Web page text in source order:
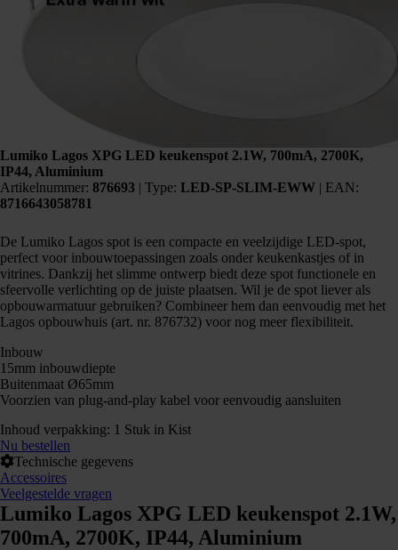
Lumiko Lagos XPG LED keukenspot 2.1W, 700mA, 2700K,
IP44, Aluminium
Artikelnummer: 876693 | Type: LED-SP-SLIM-EWW | EAN:
8716643058781
De Lumiko Lagos spot is een compacte en veelzijdige LED-spot,
perfect voor inbouwtoepassingen zoals onder keukenkastjes of in
vitrines. Dankzij het slimme ontwerp biedt deze spot functionele en
sfeervolle verlichting op de juiste plaatsen. Wil je de spot liever als
opbouwarmatuur gebruiken? Combineer hem dan eenvoudig met het
Lagos opbouwhuis (art. nr. 876732) voor nog meer flexibiliteit.
Inbouw
15mm inbouwdiepte
Buitenmaat Ø65mm
Voorzien van plug-and-play kabel voor eenvoudig aansluiten
Inhoud verpakking: 1 Stuk in Kist
Nu bestellen
Technische gegevens
Accessoires
Veelgestelde vragen
Lumiko Lagos XPG LED keukenspot 2.1W,
700mA, 2700K, IP44, Aluminium